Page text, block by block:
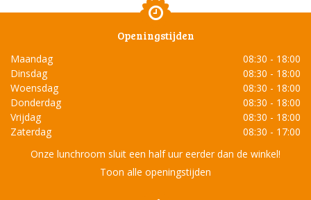
Openingstijden
Maandag
08:30 - 18:00
Dinsdag
08:30 - 18:00
Woensdag
08:30 - 18:00
Donderdag
08:30 - 18:00
Vrijdag
08:30 - 18:00
Zaterdag
08:30 - 17:00
Onze lunchroom sluit een half uur eerder dan de winkel!
Toon alle openingstijden